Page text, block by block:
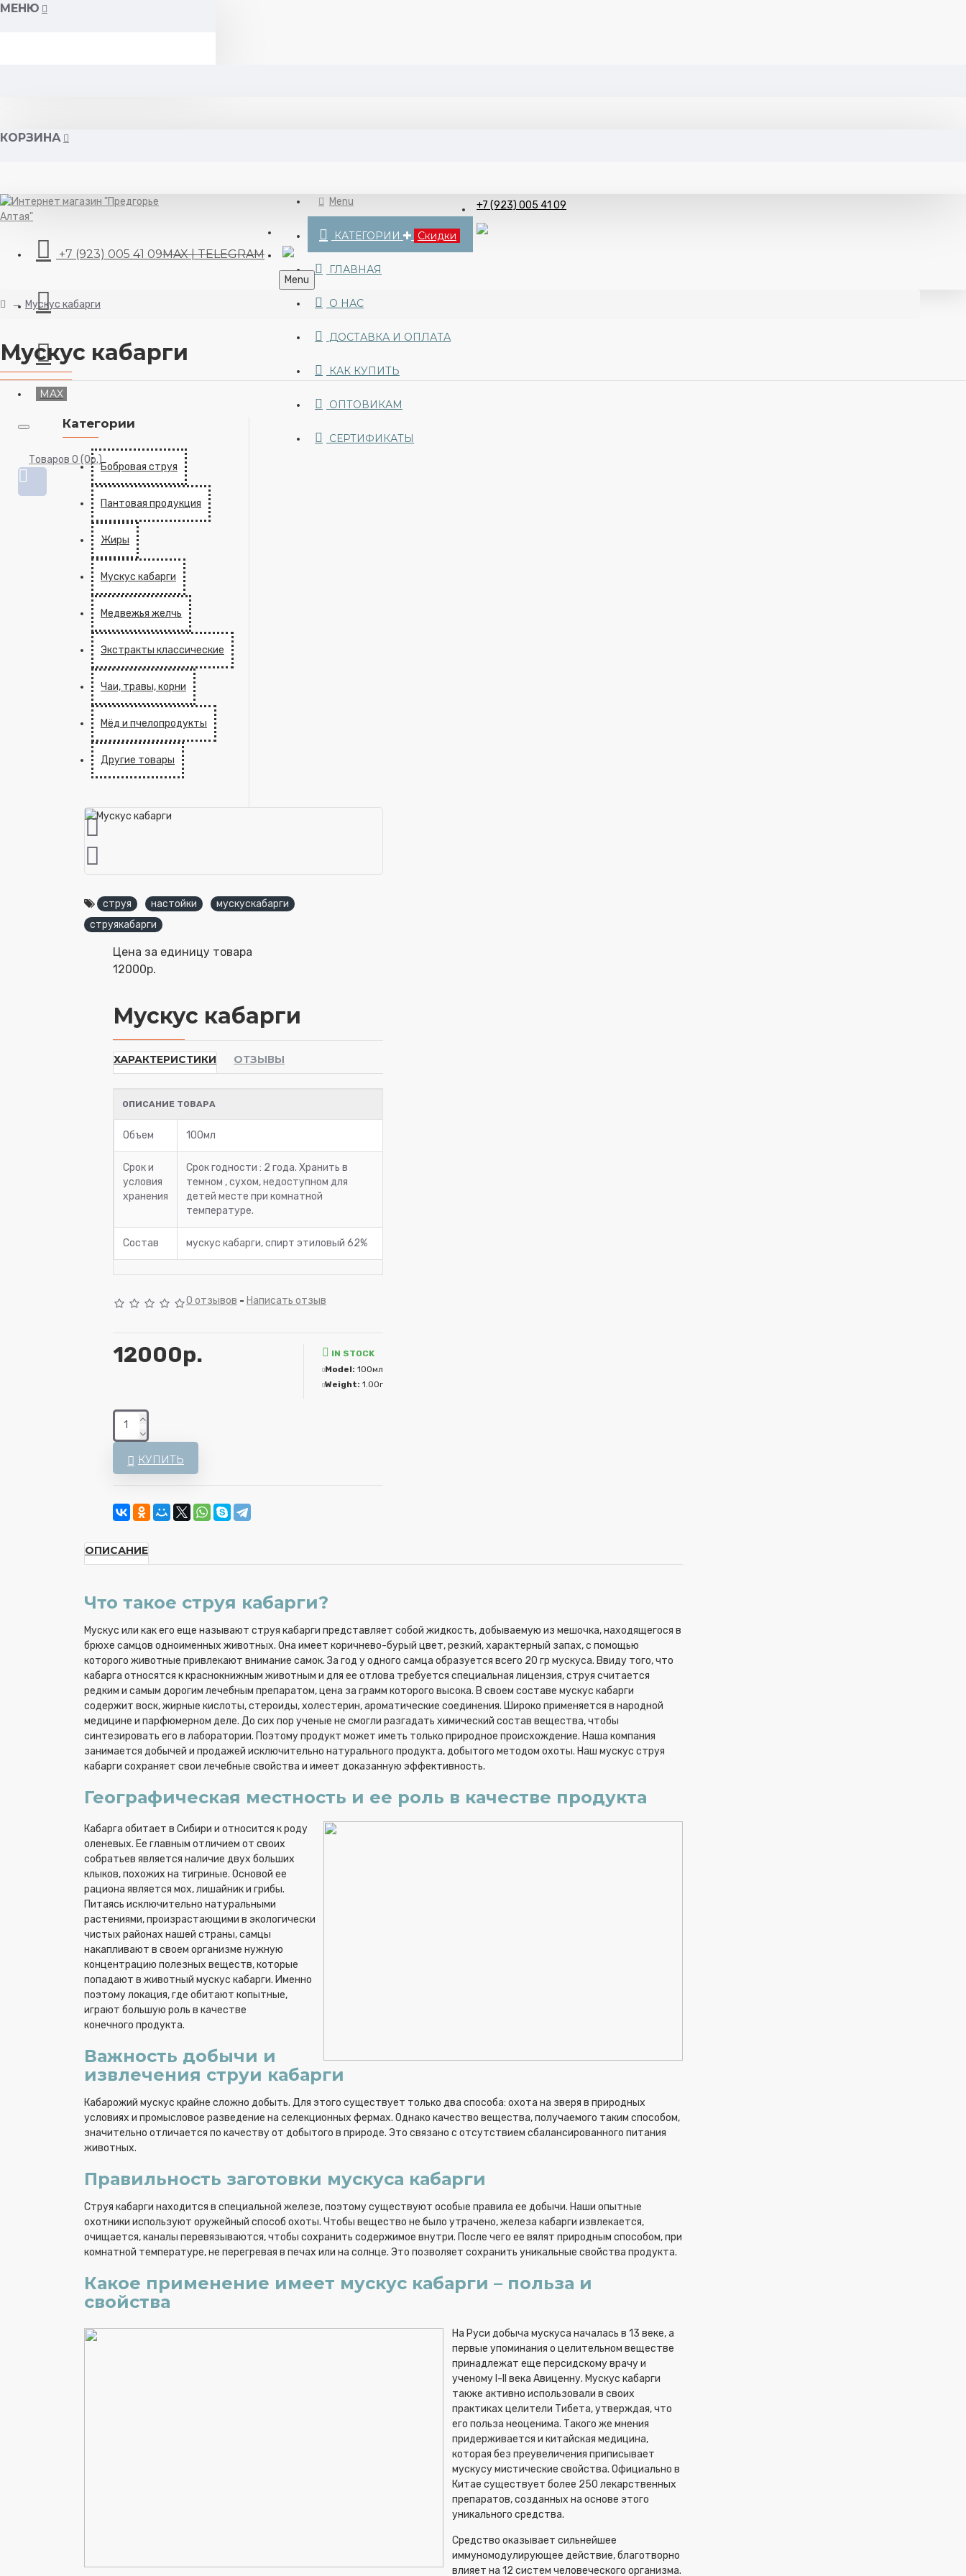
МЕНЮ
КОРЗИНА
+7 (923) 005 41 09MAX | TELEGRAM
MAX
Товаров 0 (0р.)
Menu
КАТЕГОРИИ Скидки
ГЛАВНАЯ
О НАС
ДОСТАВКА И ОПЛАТА
КАК КУПИТЬ
ОПТОВИКАМ
СЕРТИФИКАТЫ
+7 (923) 005 41 09
Menu
Мускус кабарги
Мускус кабарги
Категории
Бобровая струя
Пантовая продукция
Жиры
Мускус кабарги
Медвежья желчь
Экстракты классические
Чаи, травы, корни
Мёд и пчелопродукты
Другие товары
струя настойки
мускускабарги
струякабарги
Цена за единицу товара
12000р.
Мускус кабарги
ХАРАКТЕРИСТИКИ ОТЗЫВЫ
ОПИСАНИЕ ТОВАРА
Объем 100мл
Срок и
условия
хранения
Срок годности : 2 года. Хранить в
темном , сухом, недоступном для
детей месте при комнатной
температуре.
Состав мускус кабарги, спирт этиловый 62%
0 отзывов - Написать отзыв
12000р.
IN STOCK
Model: 100мл
Weight: 1.00г
КУПИТЬ
ОПИСАНИЕ
Что такое струя кабарги?
Мускус или как его еще называют струя кабарги представляет собой жидкость, добываемую из мешочка, находящегося в
брюхе самцов одноименных животных. Она имеет коричнево-бурый цвет, резкий, характерный запах, с помощью
которого животные привлекают внимание самок. За год у одного самца образуется всего 20 гр мускуса. Ввиду того, что
кабарга относятся к краснокнижным животным и для ее отлова требуется специальная лицензия, струя считается
редким и самым дорогим лечебным препаратом, цена за грамм которого высока. В своем составе мускус кабарги
содержит воск, жирные кислоты, стероиды, холестерин, ароматические соединения. Широко применяется в народной
медицине и парфюмерном деле. До сих пор ученые не смогли разгадать химический состав вещества, чтобы
синтезировать его в лаборатории. Поэтому продукт может иметь только природное происхождение. Наша компания
занимается добычей и продажей исключительно натурального продукта, добытого методом охоты. Наш мускус струя
кабарги сохраняет свои лечебные свойства и имеет доказанную эффективность.
Географическая местность и ее роль в качестве продукта
Кабарга обитает в Сибири и относится к роду
оленевых. Ее главным отличием от своих
собратьев является наличие двух больших
клыков, похожих на тигриные. Основой ее
рациона является мох, лишайник и грибы.
Питаясь исключительно натуральными
растениями, произрастающими в экологически
чистых районах нашей страны, самцы
накапливают в своем организме нужную
концентрацию полезных веществ, которые
попадают в животный мускус кабарги. Именно
поэтому локация, где обитают копытные,
играют большую роль в качестве
конечного продукта.
Важность добычи и
извлечения струи кабарги
Кабарожий мускус крайне сложно добыть. Для этого существует только два способа: охота на зверя в природных
условиях и промысловое разведение на селекционных фермах. Однако качество вещества, получаемого таким способом,
значительно отличается по качеству от добытого в природе. Это связано с отсутствием сбалансированного питания
животных.
Правильность заготовки мускуса кабарги
Струя кабарги находится в специальной железе, поэтому существуют особые правила ее добычи. Наши опытные
охотники используют оружейный способ охоты. Чтобы вещество не было утрачено, железа кабарги извлекается,
очищается, каналы перевязываются, чтобы сохранить содержимое внутри. После чего ее вялят природным способом, при
комнатной температуре, не перегревая в печах или на солнце. Это позволяет сохранить уникальные свойства продукта.
Какое применение имеет мускус кабарги – польза и
свойства
На Руси добыча мускуса началась в 13 веке, а
первые упоминания о целительном веществе
принадлежат еще персидскому врачу и
ученому I-II века Авиценну. Мускус кабарги
также активно использовали в своих
практиках целители Тибета, утверждая, что
его польза неоценима. Такого же мнения
придерживается и китайская медицина,
которая без преувеличения приписывает
мускусу мистические свойства. Официально в
Китае существует более 250 лекарственных
препаратов, созданных на основе этого
уникального средства.
Средство оказывает сильнейшее
иммуномодулирующее действие, благотворно
влияет на 12 систем человеческого организма.